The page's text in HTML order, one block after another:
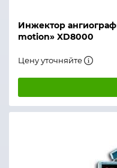
Инжектор
motion» XD8000
Цену уточняйте